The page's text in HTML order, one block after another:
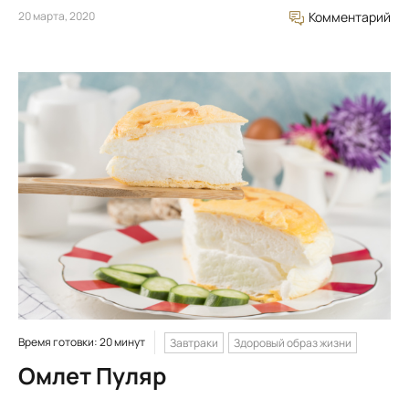
20 марта, 2020 Комментарий
Время готовки: 20 минут Завтраки Здоровый образ жизни
Омлет Пуляр